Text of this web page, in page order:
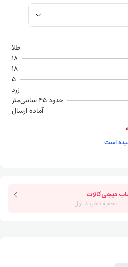
طلا
18
18
5
زرد
حدود 45 سانتی‌متر
آماده ارسال